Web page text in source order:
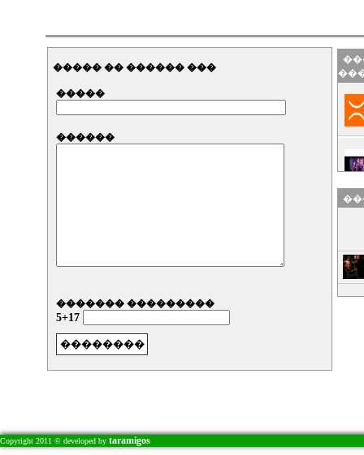
����� �� ������ ���
�����
������
������� ���������
5+17
Copyright 2011 © developed by taramigos